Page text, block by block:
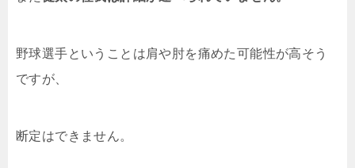
野球選手ということは肩や肘を痛めた可能性が高そう
ですが、
断定はできません。